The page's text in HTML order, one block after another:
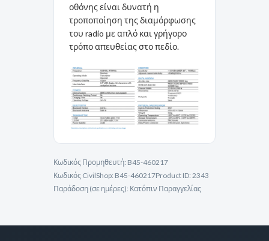
οθόνης είναι δυνατή η
τροποποίηση της διαμόρφωσης
του radio με απλό και γρήγορο
τρόπο απευθείας στο πεδίο.
Κωδικός Προμηθευτή: B45-460217
Κωδικός CivilShop: B45-460217Product ID: 2343
Παράδοση (σε ημέρες): Κατόπιν Παραγγελίας